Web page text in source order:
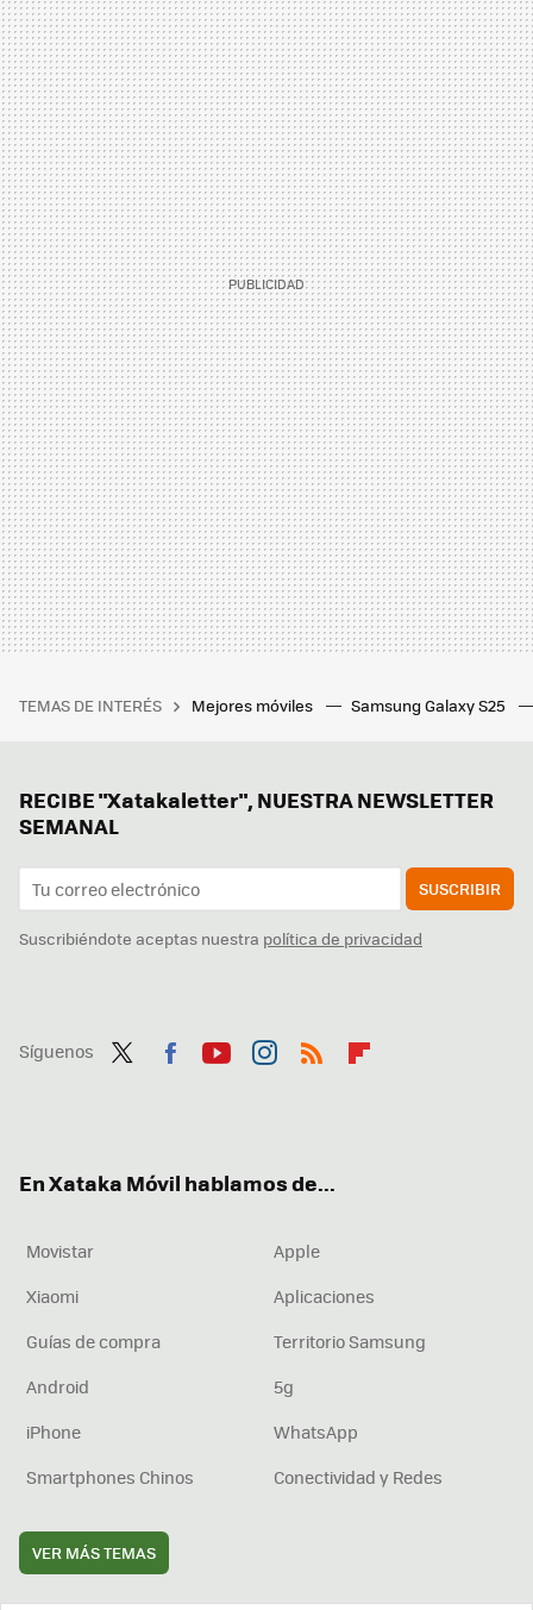
TEMAS DE INTERÉS Mejores móviles Samsung Galaxy S25
RECIBE "Xatakaletter", NUESTRA NEWSLETTER
SEMANAL
SUSCRIBIR
Suscribiéndote aceptas nuestra política de privacidad
Síguenos
En Xataka Móvil hablamos de...
Movistar
Apple
Xiaomi
Aplicaciones
Guías de compra
Territorio Samsung
Android
5g
iPhone
WhatsApp
Smartphones Chinos
Conectividad y Redes
VER MÁS TEMAS